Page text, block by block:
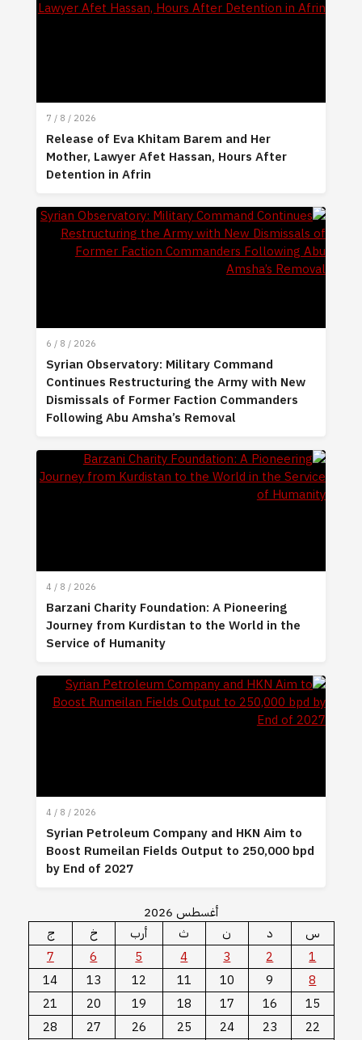
7 / 8 / 2026
Release of Eva Khitam Barem and Her
Mother, Lawyer Afet Hassan, Hours After
Detention in Afrin
6 / 8 / 2026
Syrian Observatory: Military Command
Continues Restructuring the Army with New
Dismissals of Former Faction Commanders
Following Abu Amsha’s Removal
4 / 8 / 2026
Barzani Charity Foundation: A Pioneering
Journey from Kurdistan to the World in the
Service of Humanity
4 / 8 / 2026
Syrian Petroleum Company and HKN Aim to
Boost Rumeilan Fields Output to 250,000 bpd
by End of 2027
أغسطس 2026
س
د ن ث أرب خ
ج
1
2
3
4
5
6
7
8
9
10
11
12
13
14
15
16
17
18
19
20
21
22
23
24
25
26
27
28